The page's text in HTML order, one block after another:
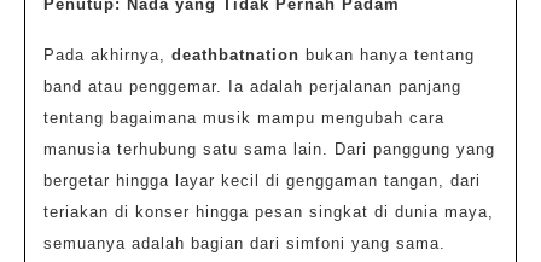
Penutup: Nada yang Tidak Pernah Padam
Pada akhirnya, deathbatnation bukan hanya tentang
band atau penggemar. Ia adalah perjalanan panjang
tentang bagaimana musik mampu mengubah cara
manusia terhubung satu sama lain. Dari panggung yang
bergetar hingga layar kecil di genggaman tangan, dari
teriakan di konser hingga pesan singkat di dunia maya,
semuanya adalah bagian dari simfoni yang sama.